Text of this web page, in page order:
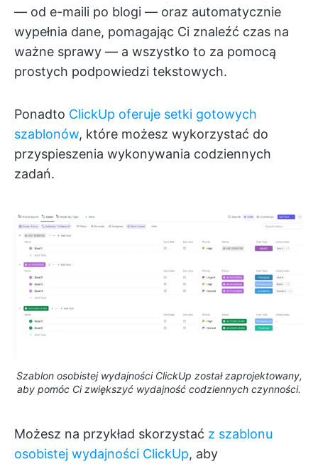
— od e-maili po blogi — oraz automatycznie
wypełnia dane, pomagając Ci znaleźć czas na
ważne sprawy — a wszystko to za pomocą
prostych podpowiedzi tekstowych.
Ponadto ClickUp oferuje setki gotowych
szablonów, które możesz wykorzystać do
przyspieszenia wykonywania codziennych
zadań.
Szablon osobistej wydajności ClickUp został zaprojektowany,
aby pomóc Ci zwiększyć wydajność codziennych czynności.
Możesz na przykład skorzystać z szablonu
osobistej wydajności ClickUp, aby